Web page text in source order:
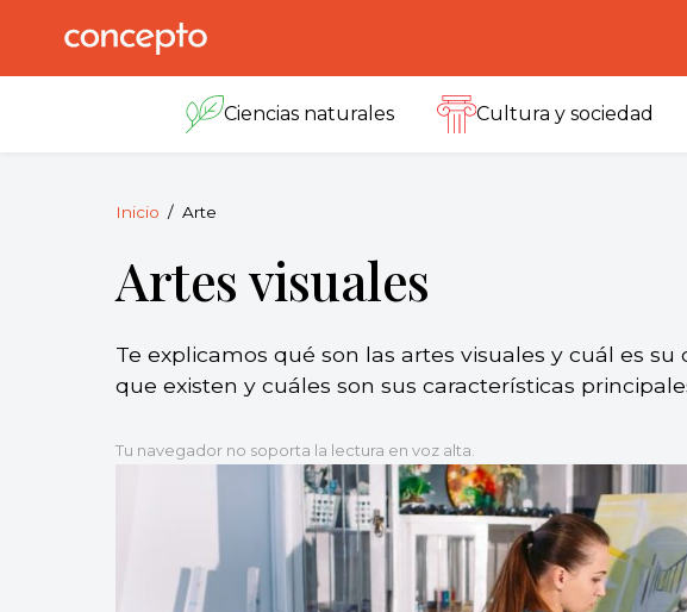
reservados.
Ciencias naturales Cultura y sociedad
Inicio Arte
Artes visuales
Te explicamos qué son las artes visuales y cuál es su
que existen y cuáles son sus características
Tu navegador no soporta la lectura en voz alta.